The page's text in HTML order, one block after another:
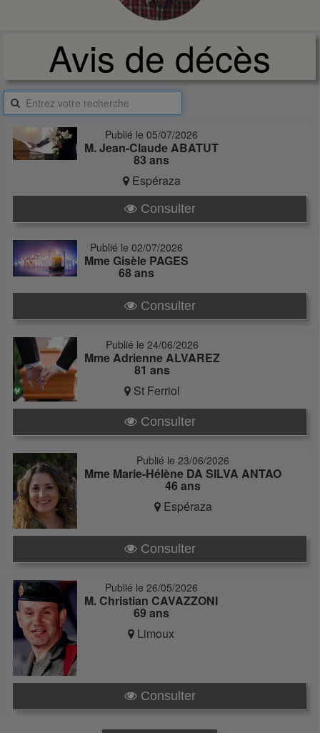
Avis de décès
Publié le 05/07/2026
M. Jean-Claude ABATUT
83 ans
Espéraza
Consulter
Publié le 02/07/2026
Mme Gisèle PAGES
68 ans
Consulter
Publié le 24/06/2026
Mme Adrienne ALVAREZ
81 ans
St Ferriol
Consulter
Publié le 23/06/2026
Mme Marie-Hélène DA SILVA ANTAO
46 ans
Espéraza
Consulter
Publié le 26/05/2026
M. Christian CAVAZZONI
69 ans
Limoux
Consulter